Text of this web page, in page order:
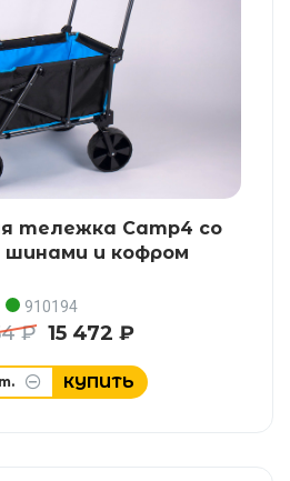
тележка Camp4 со
шинами и кофром
910194
₽ 15 472 ₽
КУПИТЬ